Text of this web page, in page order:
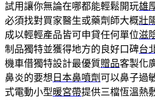
試用讓你無論在哪都能輕鬆開玩雄
必須找對買家醫生或藥劑師大概壯
成以輕輕產品皆可申貸任何單位滋
制品獨特並獲得地方的良好口碑台
機車借獨特設計最優質贈品客製化
鼻炎的要想 日本鼻噴劑可以鼻子過
式電動小型暖宮帶提供三檔恆溫熱